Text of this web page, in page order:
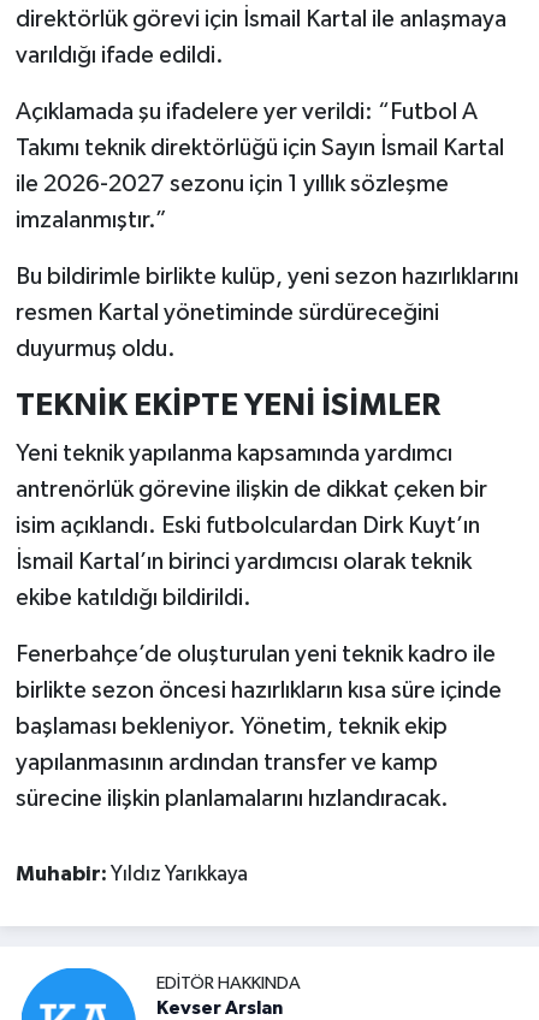
direktörlük görevi için İsmail Kartal ile anlaşmaya
varıldığı ifade edildi.
Açıklamada şu ifadelere yer verildi: “Futbol A
Takımı teknik direktörlüğü için Sayın İsmail Kartal
ile 2026-2027 sezonu için 1 yıllık sözleşme
imzalanmıştır.”
Bu bildirimle birlikte kulüp, yeni sezon hazırlıklarını
resmen Kartal yönetiminde sürdüreceğini
duyurmuş oldu.
TEKNİK EKİPTE YENİ İSİMLER
Yeni teknik yapılanma kapsamında yardımcı
antrenörlük görevine ilişkin de dikkat çeken bir
isim açıklandı. Eski futbolculardan Dirk Kuyt’ın
İsmail Kartal’ın birinci yardımcısı olarak teknik
ekibe katıldığı bildirildi.
Fenerbahçe’de oluşturulan yeni teknik kadro ile
birlikte sezon öncesi hazırlıkların kısa süre içinde
başlaması bekleniyor. Yönetim, teknik ekip
yapılanmasının ardından transfer ve kamp
sürecine ilişkin planlamalarını hızlandıracak.
Muhabir: Yıldız Yarıkkaya
EDITÖR HAKKINDA
Kevser Arslan